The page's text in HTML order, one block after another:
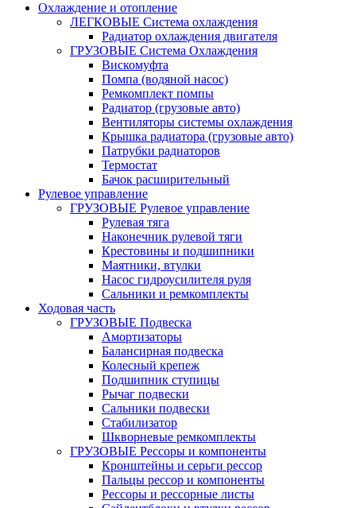
Охлаждение и отопление
ЛЕГКОВЫЕ Система охлаждения
Радиатор охлаждения двигателя
ГРУЗОВЫЕ Система Охлаждения
Вискомуфта
Помпа (водяной насос)
Ремкомплект помпы
Радиатор (грузовые авто)
Вентиляторы системы охлаждения
Крышка радиатора (грузовые авто)
Патрубки радиаторов
Термостат
Бачок расширительный
Рулевое управление
ГРУЗОВЫЕ Рулевое управление
Рулевая тяга
Наконечник рулевой тяги
Крестовины и подшипники
Маятники, втулки
Насос гидроусилителя руля
Сальники и ремкомплекты
Ходовая часть
ГРУЗОВЫЕ Подвеска
Амортизаторы
Балансирная подвеска
Колесный крепеж
Подшипник ступицы
Рычаг подвески
Сальники подвески
Стабилизатор
Шкворневые ремкомплекты
ГРУЗОВЫЕ Рессоры и компоненты
Кронштейны и серьги рессор
Пальцы рессор и компоненты
Рессоры и рессорные листы